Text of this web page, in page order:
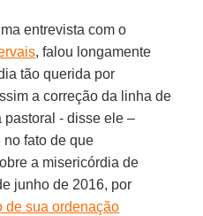
entrevista com o
, falou longamente
tão querida por
a correção da linha de
pastoral - disse ele –
fato de que
a misericórdia de
junho de 2016, por
de sua ordenação